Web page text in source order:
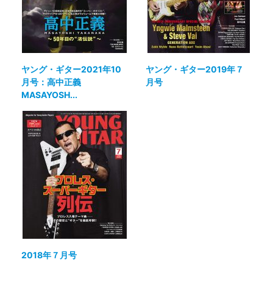
ヤング・ギター2021年10
月号：高中正義
MASAYOSH...
ヤング・ギター2019年７
月号
2018年７月号